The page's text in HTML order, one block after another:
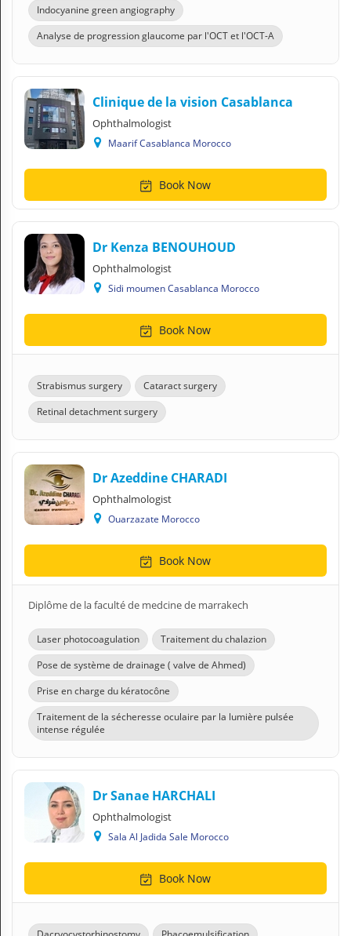
Indocyanine green angiography
Analyse de progression glaucome par l'OCT et l'OCT-A
Clinique de la vision Casablanca
Ophthalmologist
Maarif Casablanca Morocco
Book Now
Dr Kenza BENOUHOUD
Ophthalmologist
Sidi moumen Casablanca Morocco
Book Now
Strabismus surgery
Cataract surgery
Retinal detachment surgery
Dr Azeddine CHARADI
Ophthalmologist
Ouarzazate Morocco
Book Now
Diplôme de la faculté de medcine de marrakech
Laser photocoagulation
Traitement du chalazion
Pose de système de drainage ( valve de Ahmed)
Prise en charge du kératocône
Traitement de la sécheresse oculaire par la lumière pulsée
intense régulée
Dr Sanae HARCHALI
Ophthalmologist
Sala Al Jadida Sale Morocco
Book Now